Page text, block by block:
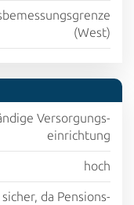
(West)
Versorgungs­
einrichtung
hoch
sicher, da Pensions­